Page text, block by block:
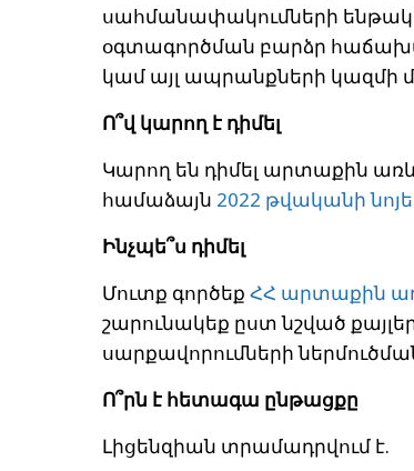
սահմանափակումների
օգտագործման բարձր
կամ այլ ապրանքների կազմի
Ո՞վ կարող է դիմել
Կարող են դիմել արտաքին
համաձայն 2022 թվականի
Ինչպե՞ս դիմել
Մուտք գործեք ՀՀ արտաքին
շարունակեք ըստ նշված
սարքավորումների
Ո՞րն է հետագա ընթացքը
Լիցենզիան տրամադրվում է.